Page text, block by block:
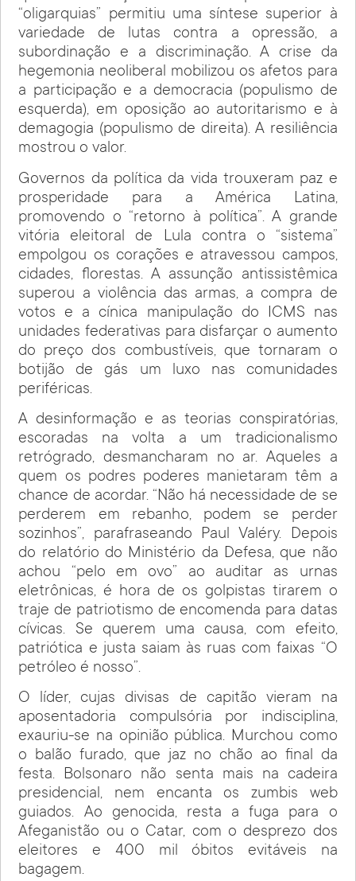
“oligarquias” permitiu uma síntese superior à
variedade de lutas contra a opressão, a
subordinação e a discriminação. A crise da
hegemonia neoliberal mobilizou os afetos para
a participação e a democracia (populismo de
esquerda), em oposição ao autoritarismo e à
demagogia (populismo de direita). A resiliência
mostrou o valor.
Governos da política da vida trouxeram paz e
prosperidade para a América Latina,
promovendo o “retorno à política”. A grande
vitória eleitoral de Lula contra o “sistema”
empolgou os corações e atravessou campos,
cidades, florestas. A assunção antissistêmica
superou a violência das armas, a compra de
votos e a cínica manipulação do ICMS nas
unidades federativas para disfarçar o aumento
do preço dos combustíveis, que tornaram o
botijão de gás um luxo nas comunidades
periféricas.
A desinformação e as teorias conspiratórias,
escoradas na volta a um tradicionalismo
retrógrado, desmancharam no ar. Aqueles a
quem os podres poderes manietaram têm a
chance de acordar. “Não há necessidade de se
perderem em rebanho, podem se perder
sozinhos”, parafraseando Paul Valéry. Depois
do relatório do Ministério da Defesa, que não
achou “pelo em ovo” ao auditar as urnas
eletrônicas, é hora de os golpistas tirarem o
traje de patriotismo de encomenda para datas
cívicas. Se querem uma causa, com efeito,
patriótica e justa saiam às ruas com faixas “O
petróleo é nosso”.
O líder, cujas divisas de capitão vieram na
aposentadoria compulsória por indisciplina,
exauriu-se na opinião pública. Murchou como
o balão furado, que jaz no chão ao final da
festa. Bolsonaro não senta mais na cadeira
presidencial, nem encanta os zumbis web
guiados. Ao genocida, resta a fuga para o
Afeganistão ou o Catar, com o desprezo dos
eleitores e 400 mil óbitos evitáveis na
bagagem.